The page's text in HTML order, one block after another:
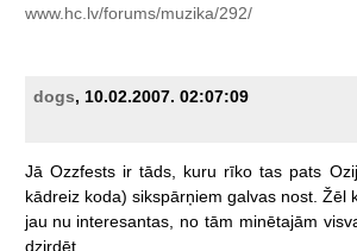
www.hc.lv/forums/muzika/292/
dogs, 10.02.2007. 02:07:09
Jā Ozzfests ir tāds, kuru rīko tas pats
kādreiz koda) sikspārņiem galvas nost. Žēl
jau nu interesantas, no tām minētajām
dzirdēt.